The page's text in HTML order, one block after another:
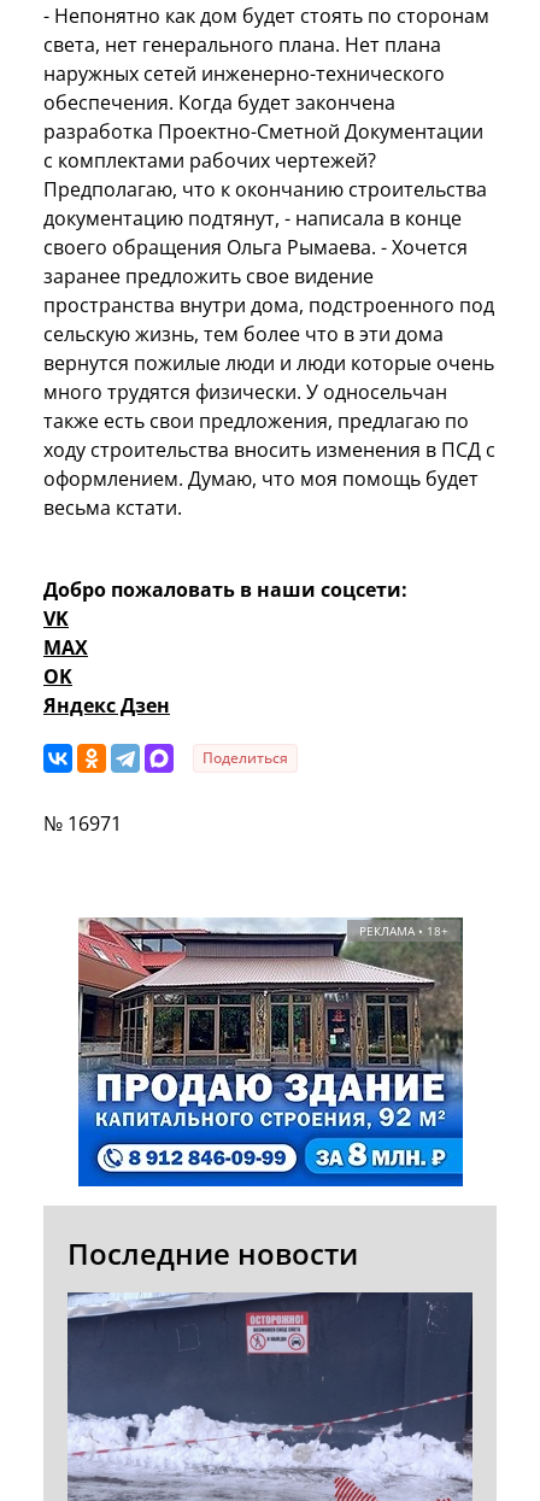
- Непонятно как дом будет стоять по сторонам
света, нет генерального плана. Нет плана
наружных сетей инженерно-технического
обеспечения. Когда будет закончена
разработка Проектно-Сметной Документации
с комплектами рабочих чертежей?
Предполагаю, что к окончанию строительства
документацию подтянут, - написала в конце
своего обращения Ольга Рымаева. - Хочется
заранее предложить свое видение
пространства внутри дома, подстроенного под
сельскую жизнь, тем более что в эти дома
вернутся пожилые люди и люди которые очень
много трудятся физически. У односельчан
также есть свои предложения, предлагаю по
ходу строительства вносить изменения в ПСД с
оформлением. Думаю, что моя помощь будет
весьма кстати.
Добро пожаловать в наши соцсети:
VK
MAX
OK
Яндекс Дзен
Поделиться
№ 16971
РЕКЛАМА • 18+
Последние новости